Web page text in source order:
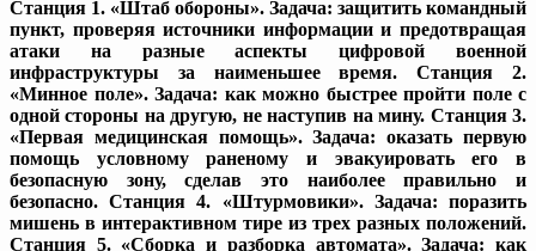
Станция 1. «Штаб обороны». Задача: защитить командный
пункт, проверяя источники информации и предотвращая
атаки на разные аспекты цифровой военной
инфраструктуры за наименьшее время. Станция 2.
«Минное поле». Задача: как можно быстрее пройти поле с
одной стороны на другую, не наступив на мину. Станция 3.
«Первая медицинская помощь». Задача: оказать первую
помощь условному раненому и эвакуировать его в
безопасную зону, сделав это наиболее правильно и
безопасно. Станция 4. «Штурмовики». Задача: поразить
мишень в интерактивном тире из трех разных положений.
Станция 5. «Сборка и разборка автомата». Задача: как